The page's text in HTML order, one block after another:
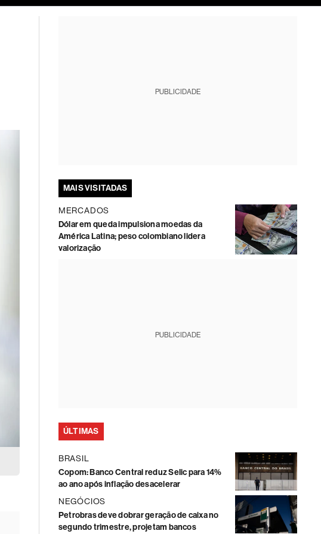
PUBLICIDADE
MAIS VISITADAS
MERCADOS
Dólar em queda impulsiona moedas da
América Latina; peso colombiano lidera
valorização
PUBLICIDADE
ÚLTIMAS
BRASIL
Copom: Banco Central reduz Selic para 14%
ao ano após inflação desacelerar
NEGÓCIOS
Petrobras deve dobrar geração de caixa no
segundo trimestre, projetam bancos